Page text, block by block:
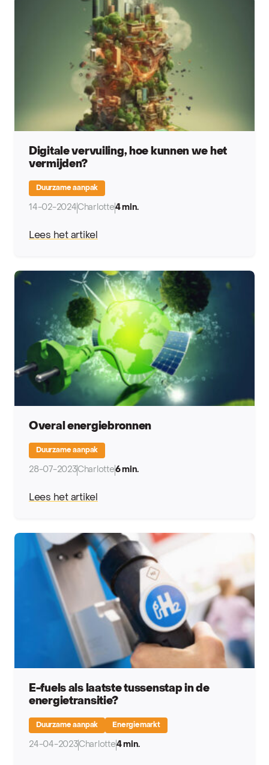
Digitale vervuiling, hoe kunnen we het
vermijden?
Duurzame aanpak
14-02-2024Charlotte4 min.
Lees het artikel
Overal energiebronnen
Duurzame aanpak
28-07-2023Charlotte6 min.
Lees het artikel
E-fuels als laatste tussenstap in de
energietransitie?
Duurzame aanpak Energiemarkt
24-04-2023Charlotte4 min.